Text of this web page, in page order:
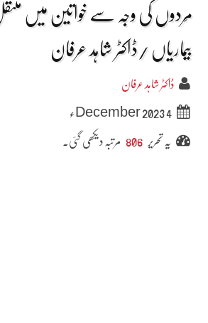
مَردوں کی وجہ سے خواتین میں
بیماریاں /ڈاکٹر شاہد عرفان
ڈاکٹر شاہد عرفان
4 December 2023ء
یہ تحریر 806 مرتبہ دیکھی گئی۔